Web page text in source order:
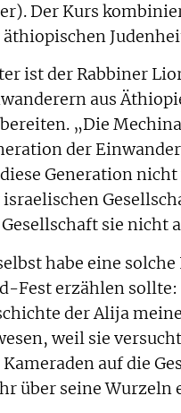
Der Kurs
äthiopischen
ist der Rabbiner
aus
„Die
der
Generation
israelischen
sie nicht
habe eine
Fest erzählen
der Alija
weil sie
Kameraden auf die
über seine Wurzeln